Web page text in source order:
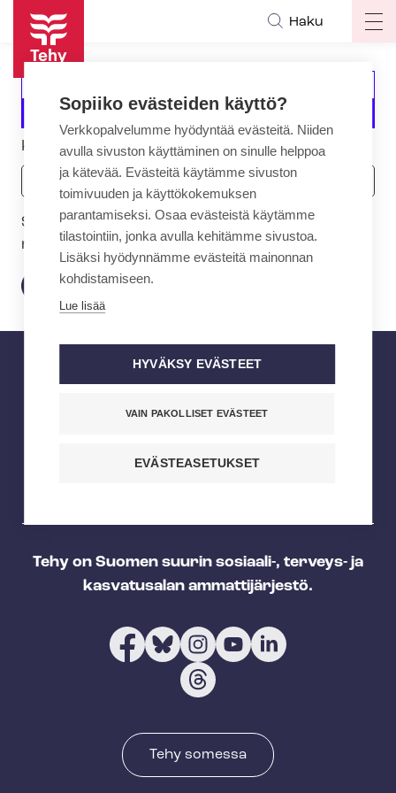
Hyppää
pääsisältöön
Haku
E
s
i
j
i
e
h
d
Pyydä uutta salasanaa
Käyttäjätunnus tai sähköpostiosoite
Salasanan uusimisohjeet lähetetään
rekisteröityyn säh­kö­pos­tio­soit­tee­seen.
Tehy on Suomen suurin sosiaali-, terveys- ja
kasvatusalan ammattijärjestö.
Tehy somessa
Sopiiko evästeiden käyttö?
Verkkopalvelumme hyödyntää evästeitä. Niiden
avulla sivuston käyttäminen on sinulle helppoa
ja kätevää. Evästeitä käytämme sivuston
toimivuuden ja käyttökokemuksen
parantamiseksi. Osaa evästeistä käytämme
tilastointiin, jonka avulla kehitämme sivustoa.
Lisäksi hyödynnämme evästeitä mainonnan
kohdistamiseen.
Lue lisää
HYVÄKSY EVÄSTEET
VAIN PAKOLLISET EVÄSTEET
EVÄSTEASETUKSET